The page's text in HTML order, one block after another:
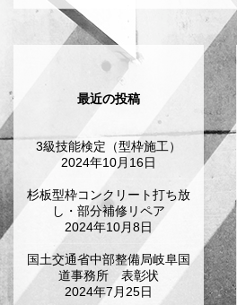
最近の投稿
3級技能検定（型枠施工）
2024年10月16日
杉板型枠コンクリート打ち放
し・部分補修リペア
2024年10月8日
国土交通省中部整備局岐阜国
道事務所 表彰状
2024年7月25日